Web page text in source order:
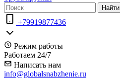
Найти
+79919877436
Режим работы
Работаем 24/7
Написать нам
info@globalsnabzhenie.ru